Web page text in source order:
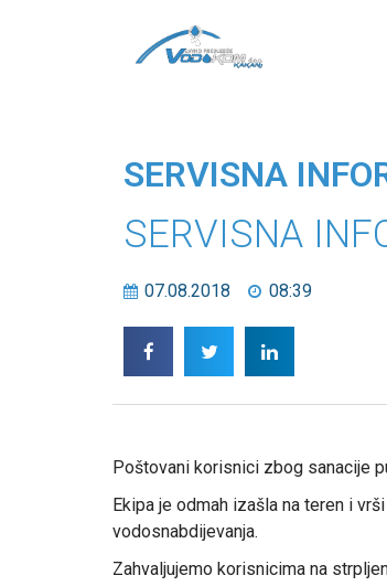
SERVISNA
SERVISNA
07.08.2018 08:39
Poštovani korisnici zbog sanacije
Ekipa je odmah izašla na teren i
vodosnabdijevanja.
Zahvaljujemo korisnicima na